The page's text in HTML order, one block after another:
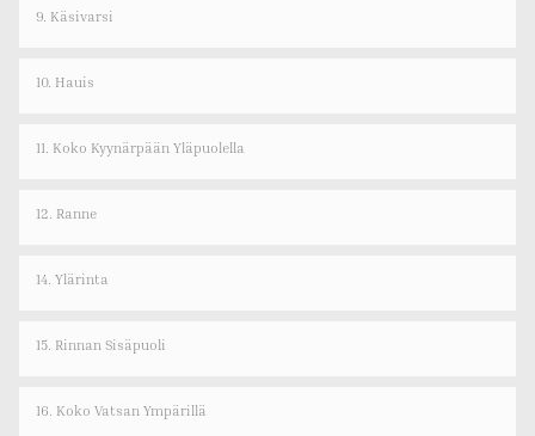
9. Käsivarsi
10. Hauis
11. Koko Kyynärpään Yläpuolella
12. Ranne
14. Ylärinta
15. Rinnan Sisäpuoli
16. Koko Vatsan Ympärillä